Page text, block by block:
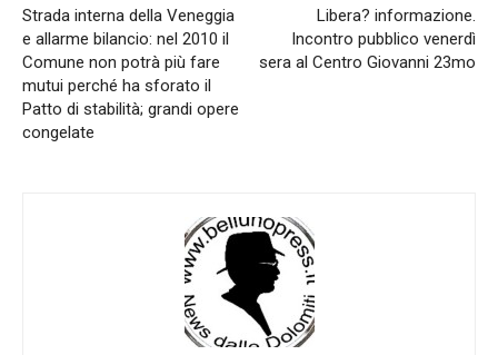
Strada interna della Veneggia
e allarme bilancio: nel 2010 il
Comune non potrà più fare
mutui perché ha sforato il
Patto di stabilità; grandi opere
congelate
Libera? informazione.
Incontro pubblico venerdì
sera al Centro Giovanni 23mo